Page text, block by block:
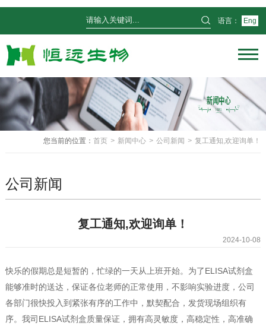
语言： Eng
您当前的位置：首页 > 新闻中心 > 公司新闻 > 复工通知,欢迎询单！
公司新闻
复工通知,欢迎询单！
2024-10-08
快乐的假期总是短暂的，忙绿的一天从上班开始。为了ELISA试剂盒
能够准时的送达，保证各位老师的正常使用，不影响实验进度，公司
各部门很快投入到紧张有序的工作中，默契配合，发货现场组织有
序。我司ELISA试剂盒质量保证，拥有高灵敏度，高稳定性，高准确